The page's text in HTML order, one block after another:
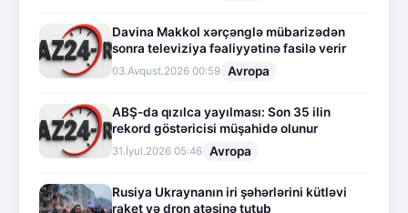
Davina Makkol xərçənglə mübarizədən
sonra televiziya fəaliyyətinə fasilə verir
03.Avqust.2026 00:59 Avropa
ABŞ-da qızılca yayılması: Son 35 ilin
rekord göstəricisi müşahidə olunur
31.İyul.2026 05:46 Avropa
Rusiya Ukraynanın iri şəhərlərini kütləvi
raket və dron atəşinə tutub